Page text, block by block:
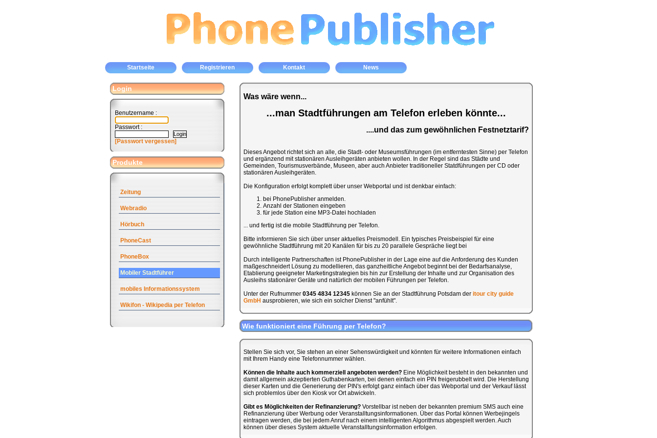
Startseite Registrieren Kontakt News
Login
Benutzername :
Passwort :
[Passwort vergessen]
Produkte
Zeitung
Webradio
Hörbuch
PhoneCast
PhoneBox
Mobiler Stadtführer
mobiles Informationssystem
Wikifon - Wikipedia per Telefon
Was wäre wenn...
...man Stadtführungen am Telefon erleben könnte...
....und das zum gewöhnlichen Festnetztarif?
Dieses Angebot richtet sich an alle, die Stadt- oder Museumsführungen (im entferntesten Sinne) per Telefon
und ergänzend mit stationären Ausleihgeräten anbieten wollen. In der Regel sind das Städte und
Gemeinden, Tourismusverbände, Museen, aber auch Anbieter traditioneller Statdführungen per CD oder
stationären Ausleihgeräten.
Die Konfiguration erfolgt komplett über unser Webportal und ist denkbar einfach:
bei PhonePublisher anmelden.
Anzahl der Stationen eingeben
für jede Station eine MP3-Datei hochladen
... und fertig ist die mobile Stadtführung per Telefon.
Bitte informieren Sie sich über unser aktuelles Preismodell. Ein typisches Preisbeispiel für eine
gewöhnliche Stadtführung mit 20 Kanälen für bis zu 20 parallele Gespräche liegt bei
Durch intelligente Partnerschaften ist PhonePublisher in der Lage eine auf die Anforderung des Kunden
maßgeschneidert Lösung zu modellieren, das ganzheitliche Angebot beginnt bei der Bedarfsanalyse,
Etablierung geeigneter Marketingstrategien bis hin zur Erstellung der Inhalte und zur Organisation des
Ausleihs stationärer Geräte und natürlich der mobilen Führungen per Telefon.
Unter der Rufnummer 0345 4834 12345 können Sie an der Stadtführung Potsdam der itour city guide
GmbH ausprobieren, wie sich ein solcher Dienst "anfühlt".
Wie funktioniert eine Führung per Telefon?
Stellen Sie sich vor, Sie stehen an einer Sehenswürdigkeit und könnten für weitere Informationen einfach
mit Ihrem Handy eine Telefonnummer wählen.
Können die Inhalte auch kommerziell angeboten werden?Eine Möglichkeit besteht in den bekannten und
damit allgemein akzeptierten Guthabenkarten, bei denen einfach ein PIN freigerubbelt wird. Die Herstellung
dieser Karten und die Generierung der PIN's erfolgt ganz einfach über das Webportal und der Verkauf lässt
sich problemlos über den Kiosk vor Ort abwickeln.
Gibt es Möglichkeiten der Refinanzierung?Vorstellbar ist neben der bekannten premium SMS auch eine
Refinanzierung über Werbung oder Veranstalltungsinformationen. Über das Portal können Werbejingels
eintragen werden, die bei jedem Anruf nach einem intelligenten Algorithmus abgespielt werden. Auch
können über dieses System aktuelle Veranstalltungsinformation erfolgen.